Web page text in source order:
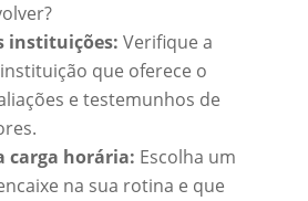
instituições: Verifique a
que oferece o
e testemunhos de
carga horária: Escolha um
na sua rotina e que